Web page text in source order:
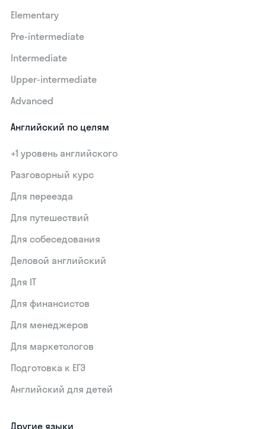
Elementary
Pre-intermediate
Intermediate
Upper-intermediate
Advanced
Английский по целям
+1 уровень английского
Разговорный курс
Для переезда
Для путешествий
Для собеседования
Деловой английский
Для IT
Для финансистов
Для менеджеров
Для маркетологов
Подготовка к ЕГЭ
Английский для детей
Другие языки